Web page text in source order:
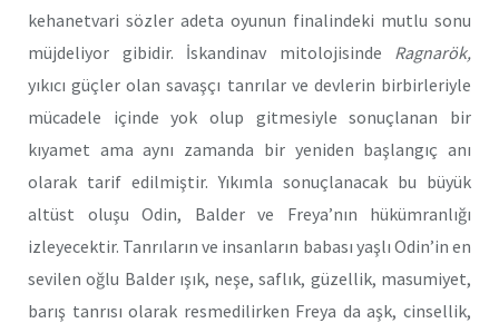
kehanetvari sözler adeta oyunun finalindeki mutlu sonu
müjdeliyor gibidir. İskandinav mitolojisinde Ragnarök,
yıkıcı güçler olan savaşçı tanrılar ve devlerin birbirleriyle
mücadele içinde yok olup gitmesiyle sonuçlanan bir
kıyamet ama aynı zamanda bir yeniden başlangıç anı
olarak tarif edilmiştir. Yıkımla sonuçlanacak bu büyük
altüst oluşu Odin, Balder ve Freya’nın hükümranlığı
izleyecektir. Tanrıların ve insanların babası yaşlı Odin’in en
sevilen oğlu Balder ışık, neşe, saflık, güzellik, masumiyet,
barış tanrısı olarak resmedilirken Freya da aşk, cinsellik,